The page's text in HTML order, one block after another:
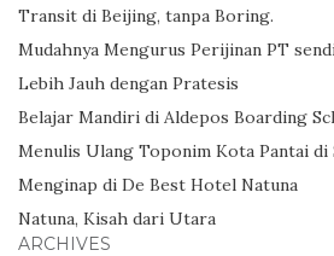
Transit di Beijing, tanpa Boring.
Mudahnya Mengurus Perijinan PT
Lebih Jauh dengan Pratesis
Belajar Mandiri di Aldepos Boarding
Menulis Ulang Toponim Kota Pantai di
Menginap di De Best Hotel Natuna
Natuna, Kisah dari Utara
ARCHIVES